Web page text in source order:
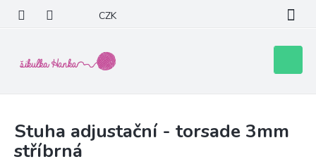
obsah
CZK
košík
Stuha adjustační - torsade 3mm
stříbrná